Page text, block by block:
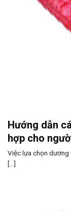
Hướng dẫn
hợp cho
Việc lựa chọn dương
[...]